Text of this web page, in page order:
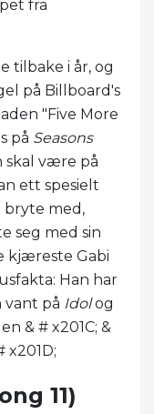
fra
tilbake i år, og
på Billboard's
"Five More
på Seasons
skal være på
ett spesielt
bryte med,
seg med sin
kjæreste Gabi
Han har
på Idolog
& # x201C; &
x201D;
11)